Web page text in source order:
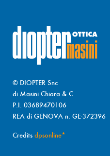
© DIOPTER Snc
di Masini Chiara & C
P.I. 03689470106
REA di GENOVA n. GE-372396
Credits dpsonline*